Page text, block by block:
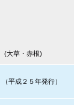
・赤根)
２５年発行）